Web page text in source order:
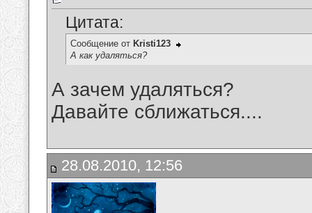
Цитата:
Сообщение от Kristi123
А как удаляться?
А зачем удаляться?
Давайте сближаться....
28.08.2010, 12:56